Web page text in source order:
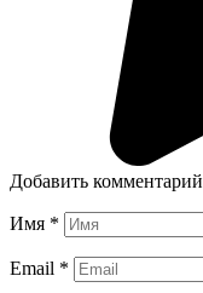
Добавить комментарий
Имя *
Email *